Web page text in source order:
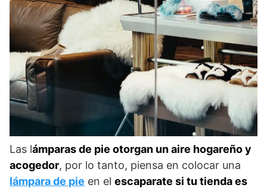
Las lámparas de pie otorgan un aire hogareño y
acogedor, por lo tanto, piensa en colocar una
lámpara de pie en el escaparate si tu tienda es